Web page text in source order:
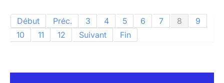
Début Préc. 3 4 5 6 7 8
9
10
11 12 Suivant Fin